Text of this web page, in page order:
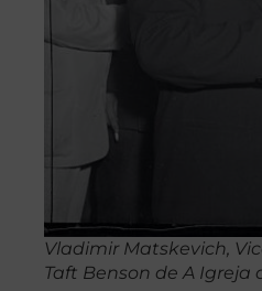
Vladimir Matskevich,
Taft Benson de A Igreja